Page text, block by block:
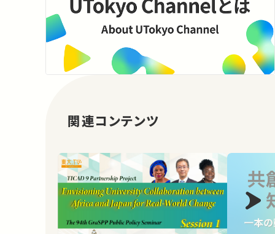
関連コンテンツ